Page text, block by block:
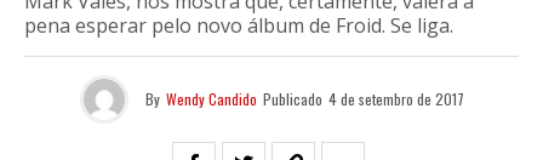
pena esperar pelo novo álbum de Froid. Se liga.
By Wendy Candido Publicado 4 de setembro de 2017